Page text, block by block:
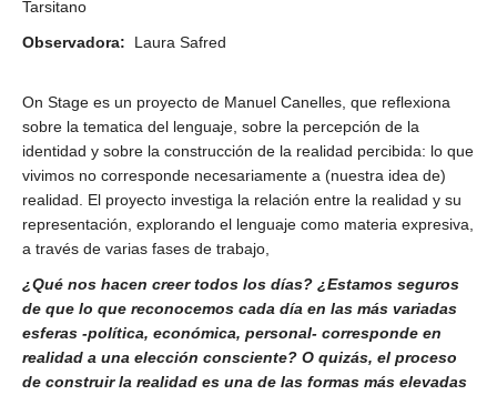
Tarsitano
Observadora:
Laura Safred
On Stage es un proyecto de Manuel Canelles, que reflexiona
sobre la tematica del lenguaje, sobre la percepción de la
identidad y sobre la construcción de la realidad percibida: lo que
vivimos no corresponde necesariamente a (nuestra idea de)
realidad.
El proyecto investiga la relación entre la realidad y su
representación, explorando el lenguaje como materia expresiva,
a través de varias fases de trabajo,
¿Qué nos hacen creer todos los días? ¿Estamos seguros
de que lo que reconocemos cada día en las más variadas
esferas -política, económica, personal- corresponde en
realidad a una elección consciente? O quizás, el proceso
de construir la realidad es una de las formas más elevadas